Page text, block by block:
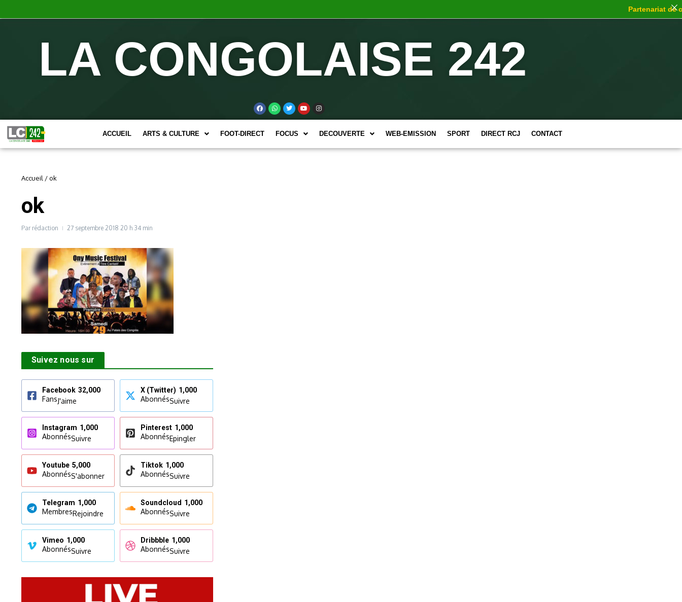
LA CONGOLAISE 242
ACCUEIL ARTS & CULTURE FOOT-DIRECT FOCUS DECOUVERTE WEB-EMISSION SPORT DIRECT RCJ CONTACT
Accueil /ok
ok
Par rédaction 27 septembre 2018 20 h 34 min
Suivez nous sur
Facebook 32,000
FansJ'aime
X (Twitter) 1,000
AbonnésSuivre
Instagram 1,000
AbonnésSuivre
Pinterest 1,000
AbonnésEpingler
Youtube 5,000
AbonnésS'abonner
Tiktok 1,000
AbonnésSuivre
Telegram 1,000
MembresRejoindre
Soundcloud 1,000
AbonnésSuivre
Vimeo 1,000
AbonnésSuivre
Dribbble 1,000
AbonnésSuivre
Partenariat de